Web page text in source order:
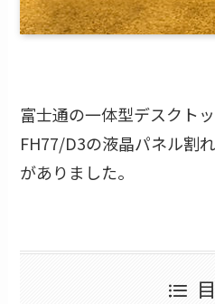
富士通の一体型デスクト
FH77/D3の液晶パネル割
がありました。